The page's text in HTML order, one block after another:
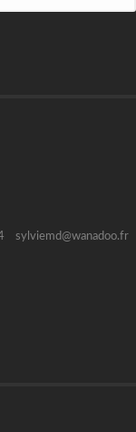
sylviemd@wanadoo.fr